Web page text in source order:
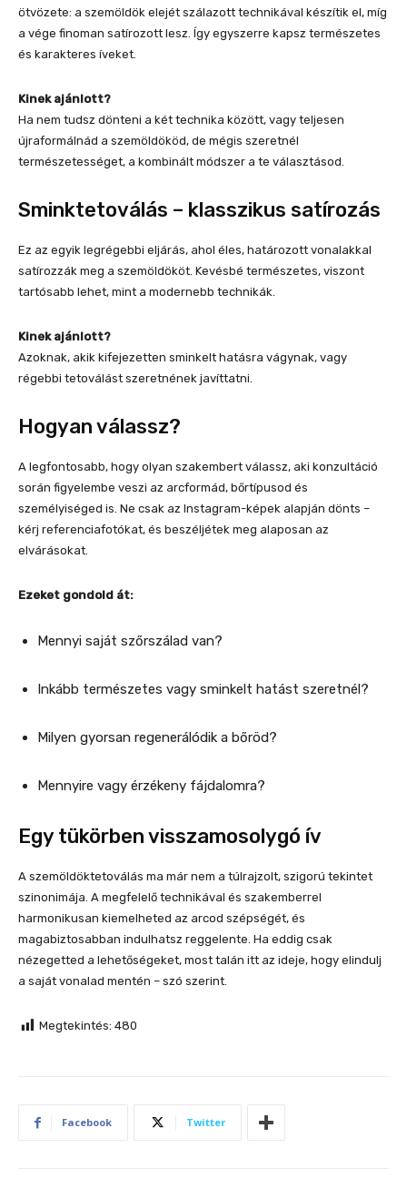
ötvözete: a szemöldök elejét szálazott technikával készítik el, míg
a vége finoman satírozott lesz. Így egyszerre kapsz természetes
és karakteres íveket.
Kinek ajánlott?
Ha nem tudsz dönteni a két technika között, vagy teljesen
újraformálnád a szemöldököd, de mégis szeretnél
természetességet, a kombinált módszer a te választásod.
Sminktetoválás – klasszikus satírozás
Ez az egyik legrégebbi eljárás, ahol éles, határozott vonalakkal
satírozzák meg a szemöldököt. Kevésbé természetes, viszont
tartósabb lehet, mint a modernebb technikák.
Kinek ajánlott?
Azoknak, akik kifejezetten sminkelt hatásra vágynak, vagy
régebbi tetoválást szeretnének javíttatni.
Hogyan válassz?
A legfontosabb, hogy olyan szakembert válassz, aki konzultáció
során figyelembe veszi az arcformád, bőrtípusod és
személyiséged is. Ne csak az Instagram-képek alapján dönts –
kérj referenciafotókat, és beszéljétek meg alaposan az
elvárásokat.
Ezeket gondold át:
Mennyi saját szőrszálad van?
Inkább természetes vagy sminkelt hatást szeretnél?
Milyen gyorsan regenerálódik a bőröd?
Mennyire vagy érzékeny fájdalomra?
Egy tükörben visszamosolygó ív
A szemöldöktetoválás ma már nem a túlrajzolt, szigorú tekintet
szinonimája. A megfelelő technikával és szakemberrel
harmonikusan kiemelheted az arcod szépségét, és
magabiztosabban indulhatsz reggelente. Ha eddig csak
nézegetted a lehetőségeket, most talán itt az ideje, hogy elindulj
a saját vonalad mentén – szó szerint.
Megtekintés: 480
Facebook Twitter